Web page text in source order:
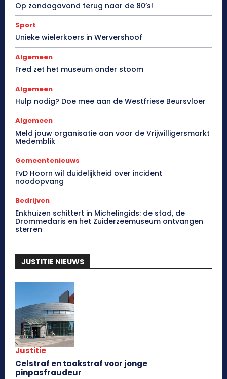
Op zondagavond terug naar de 80’s!
Sport
Unieke wielerkoers in Wervershoof
Algemeen
Fred zet het museum onder stoom
Algemeen
Hulp nodig? Doe mee aan de Westfriese Beursvloer
Algemeen
Meld jouw organisatie aan voor de Vrijwilligersmarkt
Medemblik
Gemeentenieuws
FvD Hoorn wil duidelijkheid over incident
noodopvang
Bedrijven
Enkhuizen schittert in Michelingids: de stad, de
Drommedaris en het Zuiderzeemuseum ontvangen
sterren
JUSTITIE NIEUWS
Justitie
Celstraf en taakstraf voor jonge
pinpasfraudeur